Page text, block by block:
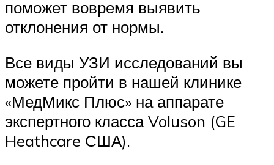
поможет вовремя выявить
отклонения от нормы.
Все виды УЗИ исследований вы
можете пройти в нашей клинике
«МедМикс Плюс» на аппарате
экспертного класса Voluson (GE
Heathcare США).